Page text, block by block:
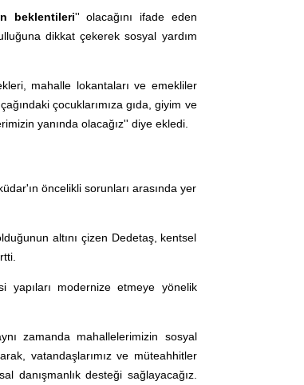
beklentileri'' olacağını ifade eden
dikkat çekerek sosyal yardım
mahalle lokantaları ve emekliler
çocuklarımıza gıda, giyim ve
yanında olacağız'' diye ekledi.
öncelikli sorunları arasında yer
altını çizen Dedetaş, kentsel
yapıları modernize etmeye yönelik
zamanda mahallelerimizin sosyal
vatandaşlarımız ve müteahhitler
danışmanlık desteği sağlayacağız.